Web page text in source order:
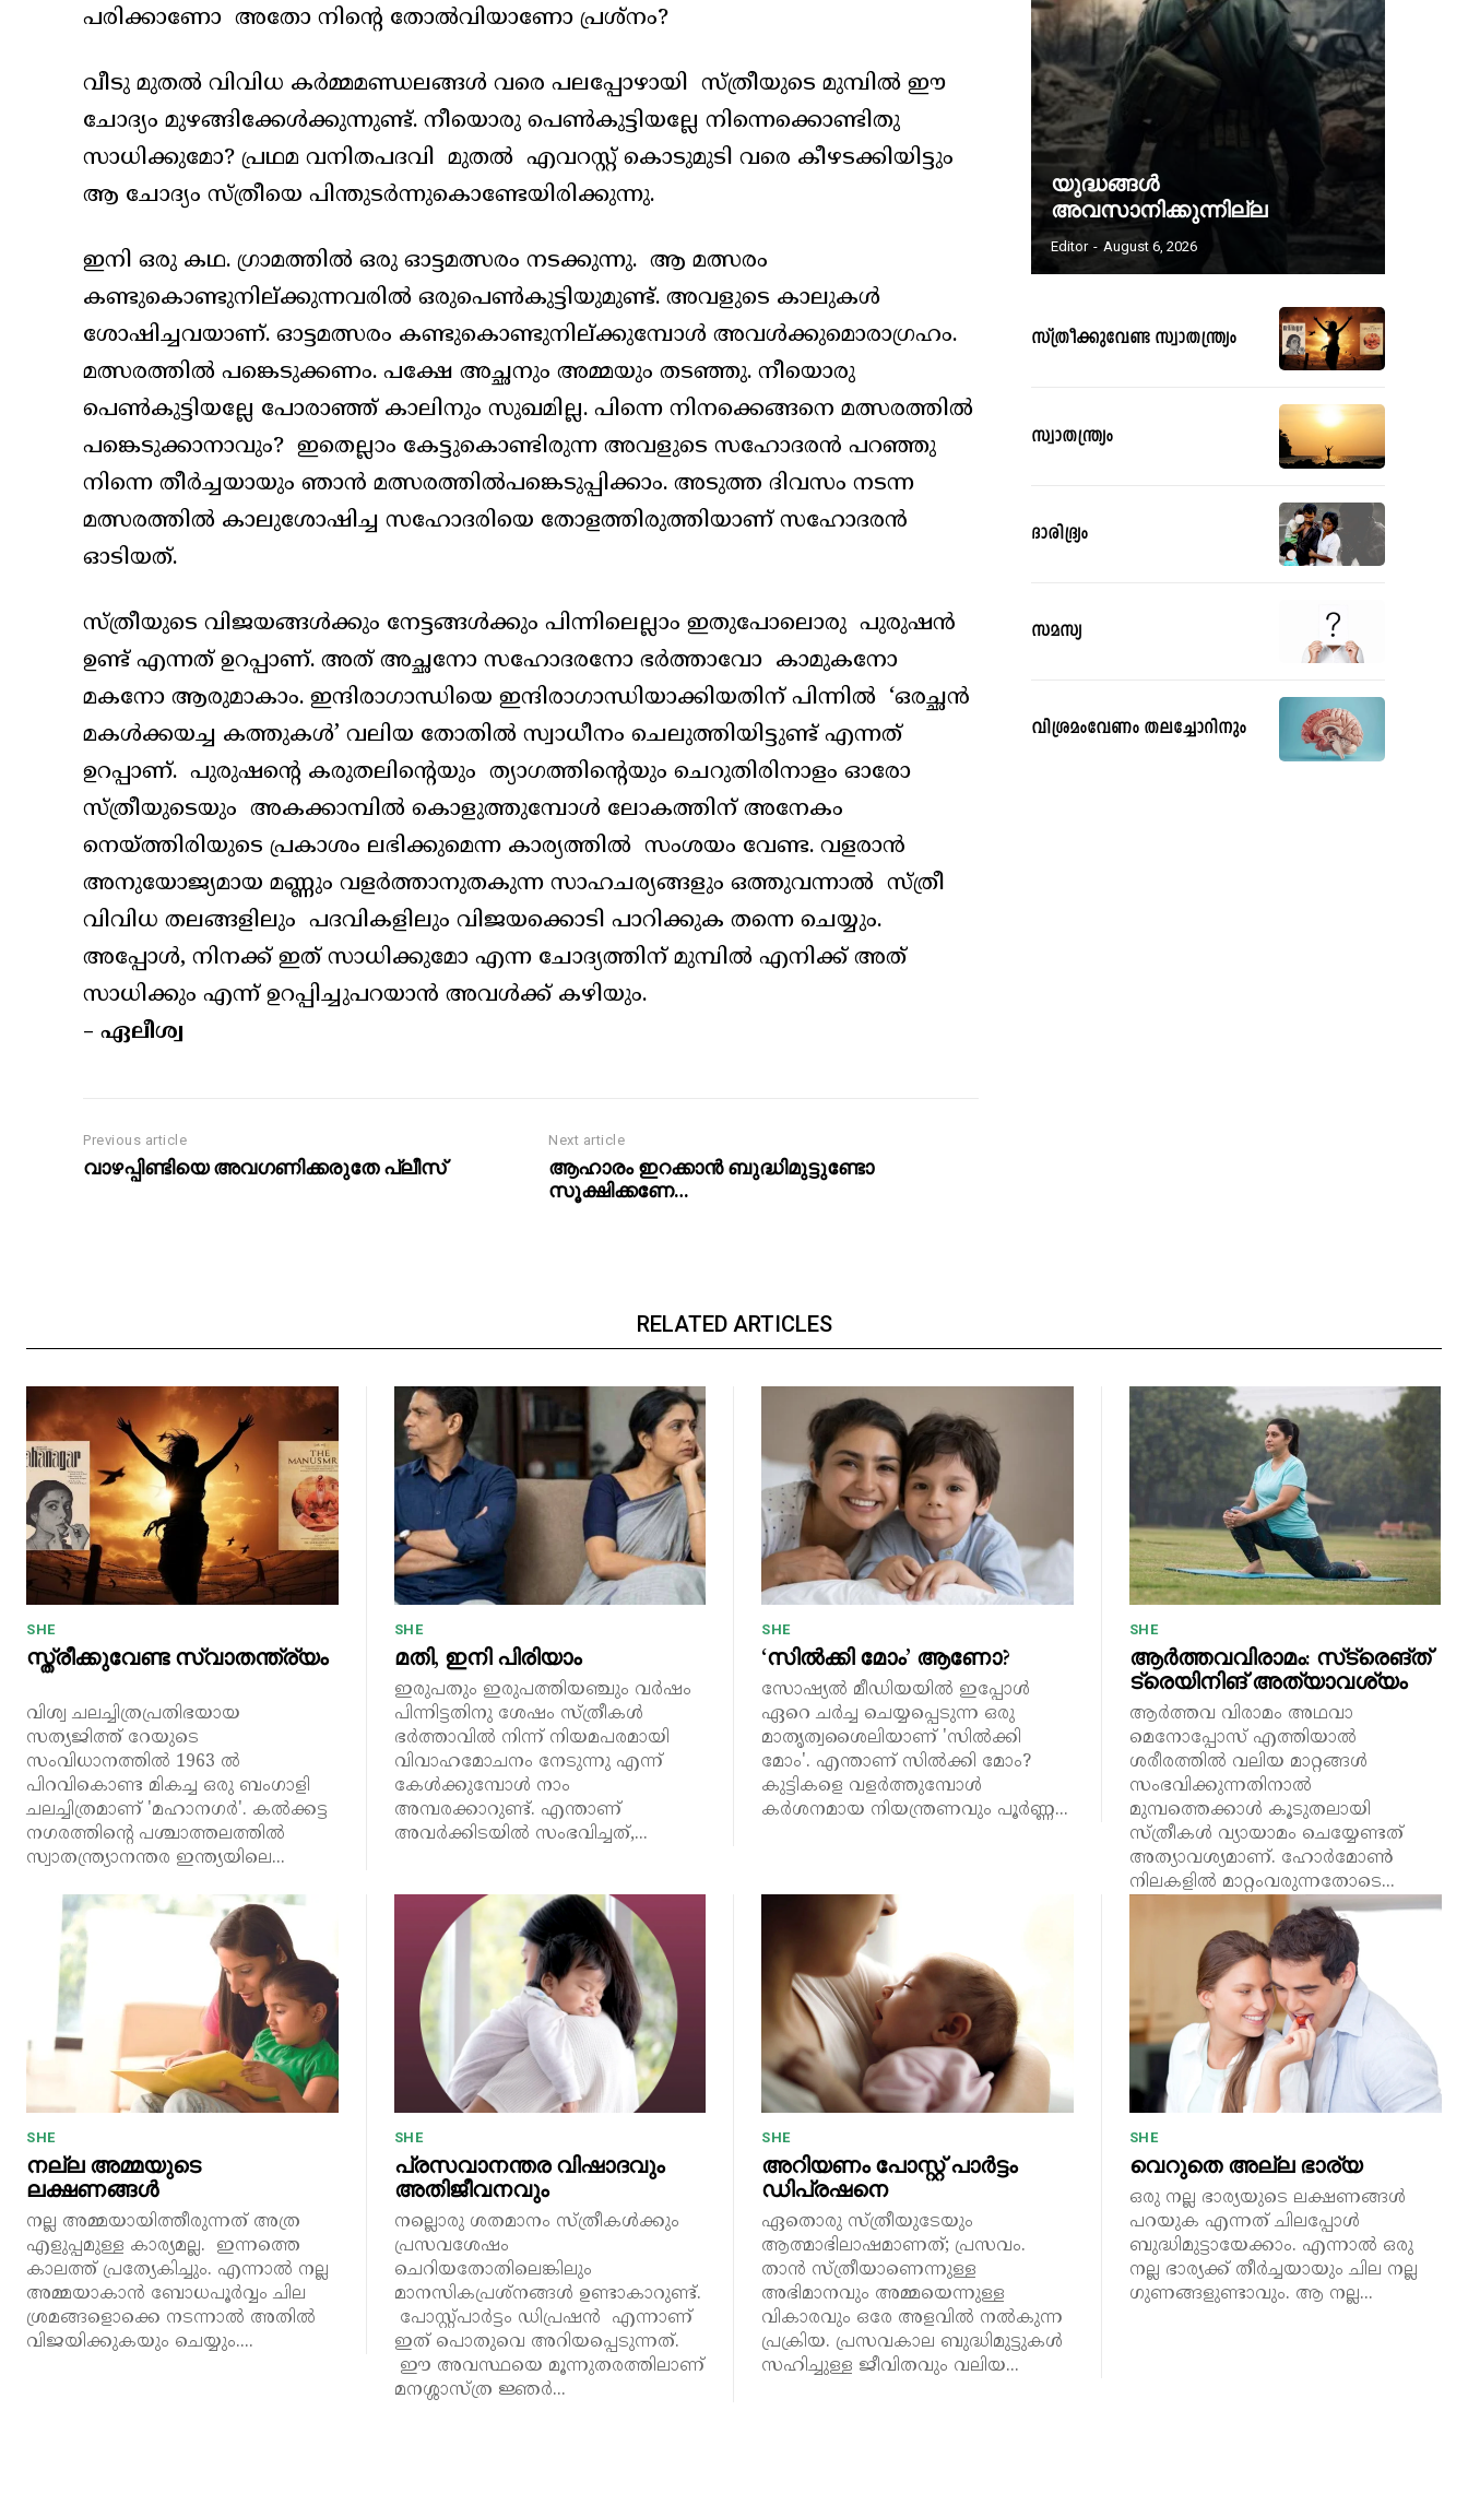
പരിക്കാണോ അതോ നിന്റെ തോൽവിയാണോ പ്രശ്നം?
വീടു മുതൽ വിവിധ കർമ്മമണ്ഡലങ്ങൾ വരെ പലപ്പോഴായി സ്ത്രീയുടെ മുമ്പിൽ ഈ
ചോദ്യം മുഴങ്ങിക്കേൾക്കുന്നുണ്ട്. നീയൊരു പെൺകുട്ടിയല്ലേ നിന്നെക്കൊണ്ടിതു
സാധിക്കുമോ? പ്രഥമ വനിതപദവി മുതൽ എവറസ്റ്റ് കൊടുമുടി വരെ കീഴടക്കിയിട്ടും
ആ ചോദ്യം സ്ത്രീയെ പിന്തുടർന്നുകൊണ്ടേയിരിക്കുന്നു.
ഇനി ഒരു കഥ. ഗ്രാമത്തിൽ ഒരു ഓട്ടമത്സരം നടക്കുന്നു. ആ മത്സരം
കണ്ടുകൊണ്ടുനില്ക്കുന്നവരിൽ ഒരുപെൺകുട്ടിയുമുണ്ട്. അവളുടെ കാലുകൾ
ശോഷിച്ചവയാണ്. ഓട്ടമത്സരം കണ്ടുകൊണ്ടുനില്ക്കുമ്പോൾ അവൾക്കുമൊരാഗ്രഹം.
മത്സരത്തിൽ പങ്കെടുക്കണം. പക്ഷേ അച്ഛനും അമ്മയും തടഞ്ഞു. നീയൊരു
പെൺകുട്ടിയല്ലേ പോരാഞ്ഞ് കാലിനും സുഖമില്ല. പിന്നെ നിനക്കെങ്ങനെ മത്സരത്തിൽ
പങ്കെടുക്കാനാവും? ഇതെല്ലാം കേട്ടുകൊണ്ടിരുന്ന അവളുടെ സഹോദരൻ പറഞ്ഞു
നിന്നെ തീർച്ചയായും ഞാൻ മത്സരത്തിൽപങ്കെടുപ്പിക്കാം. അടുത്ത ദിവസം നടന്ന
മത്സരത്തിൽ കാലുശോഷിച്ച സഹോദരിയെ തോളത്തിരുത്തിയാണ് സഹോദരൻ
ഓടിയത്.
സ്ത്രീയുടെ വിജയങ്ങൾക്കും നേട്ടങ്ങൾക്കും പിന്നിലെല്ലാം ഇതുപോലൊരു പുരുഷൻ
ഉണ്ട് എന്നത് ഉറപ്പാണ്. അത് അച്ഛനോ സഹോദരനോ ഭർത്താവോ കാമുകനോ
മകനോ ആരുമാകാം. ഇന്ദിരാഗാന്ധിയെ ഇന്ദിരാഗാന്ധിയാക്കിയതിന് പിന്നിൽ ‘ഒരച്ഛൻ
മകൾക്കയച്ച കത്തുകൾ’ വലിയ തോതിൽ സ്വാധീനം ചെലുത്തിയിട്ടുണ്ട് എന്നത്
ഉറപ്പാണ്. പുരുഷന്റെ കരുതലിന്റെയും ത്യാഗത്തിന്റെയും ചെറുതിരിനാളം ഓരോ
സ്ത്രീയുടെയും അകക്കാമ്പിൽ കൊളുത്തുമ്പോൾ ലോകത്തിന് അനേകം
നെയ്ത്തിരിയുടെ പ്രകാശം ലഭിക്കുമെന്ന കാര്യത്തിൽ സംശയം വേണ്ട. വളരാൻ
അനുയോജ്യമായ മണ്ണും വളർത്താനുതകുന്ന സാഹചര്യങ്ങളും ഒത്തുവന്നാൽ സ്ത്രീ
വിവിധ തലങ്ങളിലും പദവികളിലും വിജയക്കൊടി പാറിക്കുക തന്നെ ചെയ്യും.
അപ്പോൾ, നിനക്ക് ഇത് സാധിക്കുമോ എന്ന ചോദ്യത്തിന് മുമ്പിൽ എനിക്ക് അത്
സാധിക്കും എന്ന് ഉറപ്പിച്ചുപറയാൻ അവൾക്ക് കഴിയും.
– ഏലീശ്വ
Previous article
വാഴപ്പിണ്ടിയെ അവഗണിക്കരുതേ പ്ലീസ്
Next article
ആഹാരം ഇറക്കാന്‍ ബുദ്ധിമുട്ടുണ്ടോ
സൂക്ഷിക്കണേ…
യുദ്ധങ്ങൾ
അവസാനിക്കുന്നില്ല
Editor - August 6, 2026
സ്ത്രീക്കുവേണ്ട സ്വാതന്ത്ര്യം
സ്വാതന്ത്ര്യം
ദാരിദ്ര്യം
സമസ്യ
വിശ്രമംവേണം തലച്ചോറിനും
RELATED ARTICLES
SHE
സ്ത്രീക്കുവേണ്ട സ്വാതന്ത്ര്യം
വിശ്വ ചലച്ചിത്രപ്രതിഭയായ
സത്യജിത്ത് റേയുടെ
സംവിധാനത്തിൽ 1963 ൽ
പിറവികൊണ്ട മികച്ച ഒരു ബംഗാളി
ചലച്ചിത്രമാണ് 'മഹാനഗർ'. കൽക്കട്ട
നഗരത്തിന്റെ പശ്ചാത്തലത്തിൽ
സ്വാതന്ത്ര്യാനന്തര ഇന്ത്യയിലെ...
SHE
മതി, ഇനി പിരിയാം
ഇരുപതും ഇരുപത്തിയഞ്ചും വർഷം
പിന്നിട്ടതിനു ശേഷം സ്ത്രീകൾ
ഭർത്താവിൽ നിന്ന് നിയമപരമായി
വിവാഹമോചനം നേടുന്നു എന്ന്
കേൾക്കുമ്പോൾ നാം
അമ്പരക്കാറുണ്ട്. എന്താണ്
അവർക്കിടയിൽ സംഭവിച്ചത്,...
SHE
‘സിൽക്കി മോം’ ആണോ?
സോഷ്യൽ മീഡിയയിൽ ഇപ്പോൾ
ഏറെ ചർച്ച ചെയ്യപ്പെടുന്ന ഒരു
മാതൃത്വശൈലിയാണ് 'സിൽക്കി
മോം'. എന്താണ് സിൽക്കി മോം?
കുട്ടികളെ വളർത്തുമ്പോൾ
കർശനമായ നിയന്ത്രണവും പൂർണ്ണ...
SHE
ആർത്തവവിരാമം: സ്‌ട്രെങ്ത്
ട്രെയിനിങ് അത്യാവശ്യം
ആർത്തവ വിരാമം അഥവാ
മെനോപ്പോസ് എത്തിയാൽ
ശരീരത്തിൽ വലിയ മാറ്റങ്ങൾ
സംഭവിക്കുന്നതിനാൽ
മുമ്പത്തെക്കാൾ കൂടുതലായി
സ്ത്രീകൾ വ്യായാമം ചെയ്യേണ്ടത്
അത്യാവശ്യമാണ്. ഹോർമോൺ
നിലകളിൽ മാറ്റംവരുന്നതോടെ...
SHE
നല്ല അമ്മയുടെ
ലക്ഷണങ്ങൾ
നല്ല അമ്മയായിത്തീരുന്നത് അത്ര
എളുപ്പമുള്ള കാര്യമല്ല. ഇന്നത്തെ
കാലത്ത് പ്രത്യേകിച്ചും. എന്നാൽ നല്ല
അമ്മയാകാൻ ബോധപൂർവ്വം ചില
ശ്രമങ്ങളൊക്കെ നടന്നാൽ അതിൽ
വിജയിക്കുകയും ചെയ്യും....
SHE
പ്രസവാനന്തര വിഷാദവും
അതിജീവനവും
നല്ലൊരു ശതമാനം സ്ത്രീകൾക്കും
പ്രസവശേഷം
ചെറിയതോതിലെങ്കിലും
മാനസികപ്രശ്നങ്ങൾ ഉണ്ടാകാറുണ്ട്.
പോസ്റ്റ്പാർട്ടം ഡിപ്രഷൻ എന്നാണ്
ഇത് പൊതുവെ അറിയപ്പെടുന്നത്.
ഈ അവസ്ഥയെ മൂന്നുതരത്തിലാണ്
മനശ്ശാസ്ത്ര ജ്ഞർ...
SHE
അറിയണം പോസ്റ്റ് പാർട്ടം
ഡിപ്രഷനെ
ഏതൊരു സ്ത്രീയുടേയും
ആത്മാഭിലാഷമാണത്; പ്രസവം.
താൻ സ്ത്രീയാണെന്നുള്ള
അഭിമാനവും അമ്മയെന്നുള്ള
വികാരവും ഒരേ അളവിൽ നൽകുന്ന
പ്രക്രിയ. പ്രസവകാല ബുദ്ധിമുട്ടുകൾ
സഹിച്ചുള്ള ജീവിതവും വലിയ...
SHE
വെറുതെ അല്ല ഭാര്യ
ഒരു നല്ല ഭാര്യയുടെ ലക്ഷണങ്ങൾ
പറയുക എന്നത് ചിലപ്പോൾ
ബുദ്ധിമുട്ടായേക്കാം. എന്നാൽ ഒരു
നല്ല ഭാര്യക്ക് തീർച്ചയായും ചില നല്ല
ഗുണങ്ങളുണ്ടാവും. ആ നല്ല...